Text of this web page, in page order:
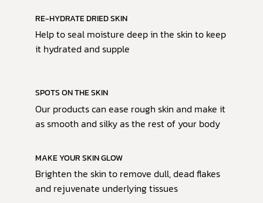
RE-HYDRATE DRIED SKIN
Help to seal moisture deep in the skin to keep
it hydrated and supple
SPOTS ON THE SKIN
Our products can ease rough skin and make it
as smooth and silky as the rest of your body
MAKE YOUR SKIN GLOW
Brighten the skin to remove dull, dead flakes
and rejuvenate underlying tissues